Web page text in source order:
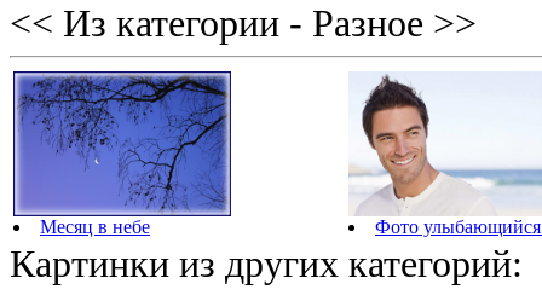
<< Из категории - Разное >>
Месяц в небе Фото улыбающийся
Картинки из других категорий: